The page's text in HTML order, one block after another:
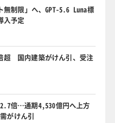
無制限」へ、GPT-5.6 Luna標
入予定
超 国内建築がけん引、受注
倍…通期4,530億円へ上方
がけん引